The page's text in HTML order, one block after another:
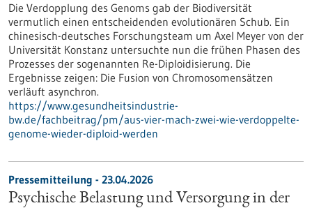
Die Verdopplung des Genoms gab der Biodiversität
vermutlich einen entscheidenden evolutionären Schub. Ein
chinesisch-deutsches Forschungsteam um Axel Meyer von der
Universität Konstanz untersuchte nun die frühen Phasen des
Prozesses der sogenannten Re-Diploidisierung. Die
Ergebnisse zeigen: Die Fusion von Chromosomensätzen
verläuft asynchron.
https://www.gesundheitsindustrie-
bw.de/fachbeitrag/pm/aus-vier-mach-zwei-wie-verdoppelte-
genome-wieder-diploid-werden
Pressemitteilung - 23.04.2026
Psychische Belastung und Versorgung in der